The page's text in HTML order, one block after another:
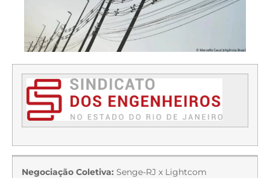
Negociação Coletiva: Senge-RJ x Lightcom